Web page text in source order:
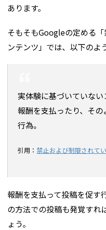
あります。
そもそもGoogleの定める
ンテンツ」では、以下のよ
実体験に基づいていな
報酬を支払ったり、そ
行為。
引用： 禁止および制限されて
報酬を支払って投稿を促す
の方法での投稿も発覚すれ
ょう。